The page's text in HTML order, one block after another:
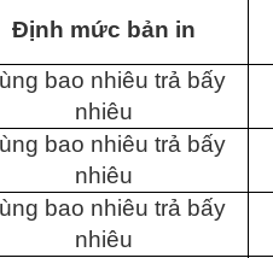
Định mức bản in
bao nhiêu trả bấy
nhiêu
bao nhiêu trả bấy
nhiêu
bao nhiêu trả bấy
nhiêu